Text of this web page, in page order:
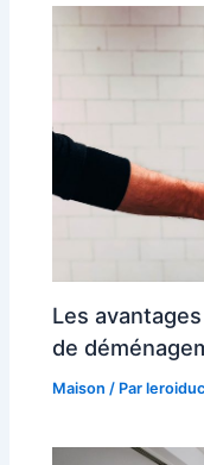
Les
de
Maison / Par